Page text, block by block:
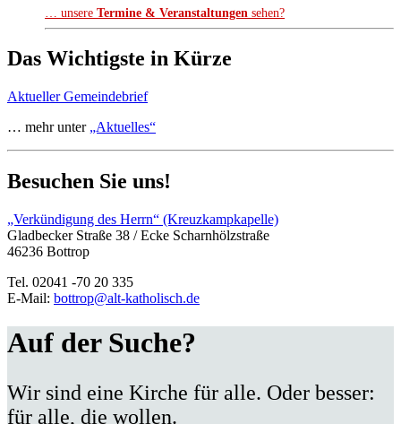
… unsere Termine & Veranstaltungen sehen?
Das Wichtigste in Kürze
Aktueller Gemeindebrief
… mehr unter „Aktuelles“
Besuchen Sie uns!
„Verkündigung des Herrn“ (Kreuzkampkapelle)
Gladbecker Straße 38 / Ecke Scharnhölzstraße
46236 Bottrop
Tel. 02041 -70 20 335
E-Mail: bottrop@alt-katholisch.de
Auf der Suche?
Wir sind eine Kirche für alle. Oder besser:
für alle, die wollen.